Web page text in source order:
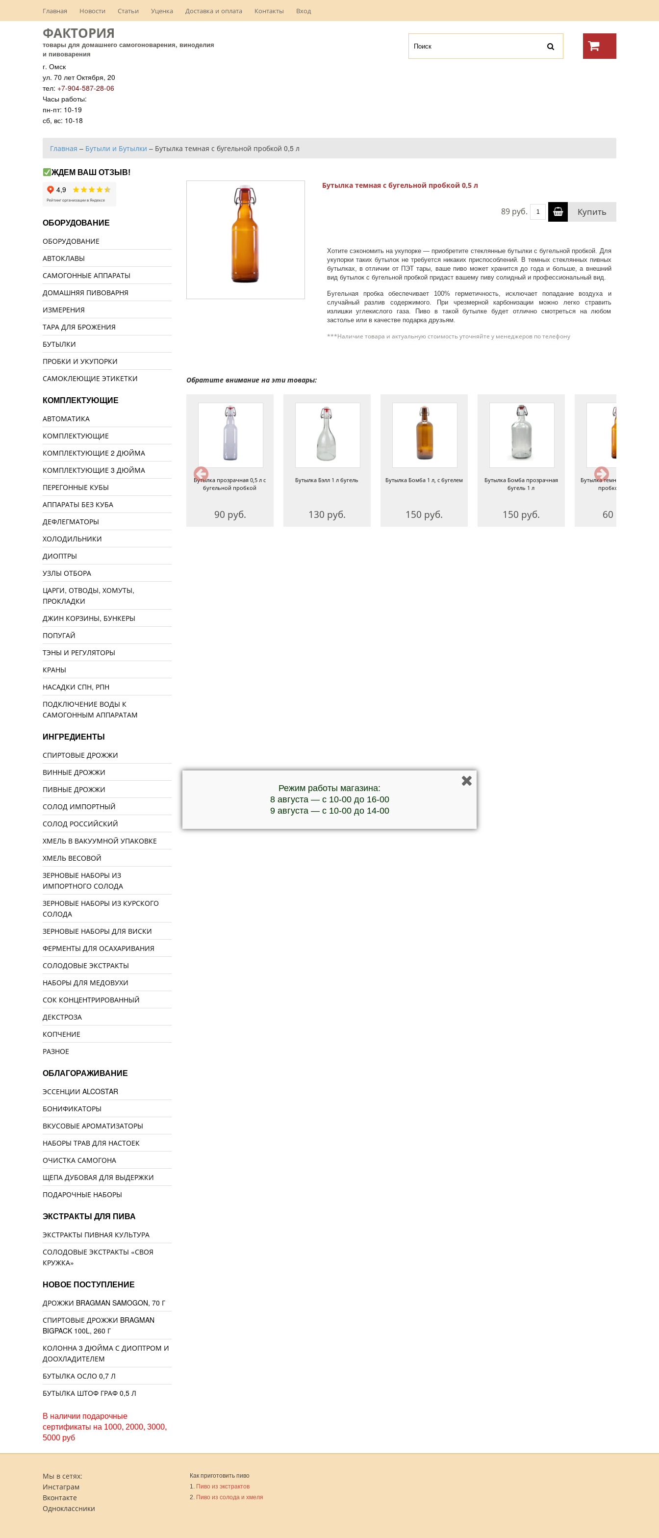
Главная Новости Статьи Уценка Доставка и оплата Контакты Вход
ФАКТОРИЯ
товары для домашнего самогоноварения, виноделия
и пивоварения
г. Омск
ул. 70 лет Октября, 20
тел: +7-904-587-28-06
Часы работы:
пн-пт: 10-19
сб, вс: 10-18
Главная – Бутыли и Бутылки – Бутылка темная с бугельной пробкой 0,5 л
Бутылка темная с бугельной пробкой 0,5 л
89 руб. Купить
Хотите сэкономить на укупорке — приобретите стеклянные бутылки с бугельной пробкой. Для
укупорки таких бутылок не требуется никаких приспособлений. В темных стеклянных пивных
бутылках, в отличии от ПЭТ тары, ваше пиво может хранится до года и больше, а внешний
вид бутылок с бугельной пробкой придаст вашему пиву солидный и профессиональный вид.
Бугельная пробка обеспечивает 100% герметичность, исключает попадание воздуха и
случайный разлив содержимого. При чрезмерной карбонизации можно легко стравить
излишки углекислого газа. Пиво в такой бутылке будет отлично смотреться на любом
застолье или в качестве подарка друзьям.
***Наличие товара и актуальную стоимость уточняйте у менеджеров по телефону
Обратите внимание на эти товары:
Бомба прозрачная
бугель 1 л
150 руб.
Бутылка темная с бугельной
60 руб.
Бутылка прозрачная 0,5 л с
бугельной пробкой
90 руб.
Бутылка Бэлл 1 л бугель
130 руб.
Бутылка Бомба 1 л, с бугелем
150 руб.
Бутылка Бомба прозрачная
бугель 1 л
150 руб.
Бутылка темная с бугельной
пробкой 0,33 л
60 руб.
ЖДЕМ ВАШ ОТЗЫВ!
ОБОРУДОВАНИЕ
ОБОРУДОВАНИЕ
АВТОКЛАВЫ
САМОГОННЫЕ АППАРАТЫ
ДОМАШНЯЯ ПИВОВАРНЯ
ИЗМЕРЕНИЯ
ТАРА ДЛЯ БРОЖЕНИЯ
БУТЫЛКИ
ПРОБКИ И УКУПОРКИ
САМОКЛЕЮЩИЕ ЭТИКЕТКИ
КОМПЛЕКТУЮЩИЕ
АВТОМАТИКА
КОМПЛЕКТУЮЩИЕ
КОМПЛЕКТУЮЩИЕ 2 ДЮЙМА
КОМПЛЕКТУЮЩИЕ 3 ДЮЙМА
ПЕРЕГОННЫЕ КУБЫ
АППАРАТЫ БЕЗ КУБА
ДЕФЛЕГМАТОРЫ
ХОЛОДИЛЬНИКИ
ДИОПТРЫ
УЗЛЫ ОТБОРА
ЦАРГИ, ОТВОДЫ, ХОМУТЫ,
ПРОКЛАДКИ
ДЖИН КОРЗИНЫ, БУНКЕРЫ
ПОПУГАЙ
ТЭНЫ И РЕГУЛЯТОРЫ
КРАНЫ
НАСАДКИ СПН, РПН
ПОДКЛЮЧЕНИЕ ВОДЫ К
САМОГОННЫМ АППАРАТАМ
ИНГРЕДИЕНТЫ
СПИРТОВЫЕ ДРОЖЖИ
ВИННЫЕ ДРОЖЖИ
ПИВНЫЕ ДРОЖЖИ
СОЛОД ИМПОРТНЫЙ
СОЛОД РОССИЙСКИЙ
ХМЕЛЬ В ВАКУУМНОЙ УПАКОВКЕ
ХМЕЛЬ ВЕСОВОЙ
ЗЕРНОВЫЕ НАБОРЫ ИЗ
ИМПОРТНОГО СОЛОДА
ЗЕРНОВЫЕ НАБОРЫ ИЗ КУРСКОГО
СОЛОДА
ЗЕРНОВЫЕ НАБОРЫ ДЛЯ ВИСКИ
ФЕРМЕНТЫ ДЛЯ ОСАХАРИВАНИЯ
СОЛОДОВЫЕ ЭКСТРАКТЫ
НАБОРЫ ДЛЯ МЕДОВУХИ
СОК КОНЦЕНТРИРОВАННЫЙ
ДЕКСТРОЗА
КОПЧЕНИЕ
РАЗНОЕ
ОБЛАГОРАЖИВАНИЕ
ЭССЕНЦИИ ALCOSTAR
БОНИФИКАТОРЫ
ВКУСОВЫЕ АРОМАТИЗАТОРЫ
НАБОРЫ ТРАВ ДЛЯ НАСТОЕК
ОЧИСТКА САМОГОНА
ЩЕПА ДУБОВАЯ ДЛЯ ВЫДЕРЖКИ
ПОДАРОЧНЫЕ НАБОРЫ
ЭКСТРАКТЫ ДЛЯ ПИВА
ЭКСТРАКТЫ ПИВНАЯ КУЛЬТУРА
СОЛОДОВЫЕ ЭКСТРАКТЫ «СВОЯ
КРУЖКА»
НОВОЕ ПОСТУПЛЕНИЕ
ДРОЖЖИ BRAGMAN SAMOGON, 70 Г
СПИРТОВЫЕ ДРОЖЖИ BRAGMAN
BIGPACK 100L, 260 Г
КОЛОННА 3 ДЮЙМА С ДИОПТРОМ И
ДООХЛАДИТЕЛЕМ
БУТЫЛКА ОСЛО 0,7 Л
БУТЫЛКА ШТОФ ГРАФ 0,5 Л
В наличии подарочные
сертификаты на 1000, 2000, 3000,
5000 руб
Мы в сетях:
Инстаграм
Вконтакте
Одноклассники
Как приготовить пиво
1. Пиво из экстрактов
2. Пиво из солода и хмеля
Режим работы магазина:
8 августа — с 10-00 до 16-00
9 августа — с 10-00 до 14-00